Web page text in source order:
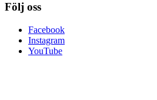
Följ oss
Facebook
Instagram
YouTube